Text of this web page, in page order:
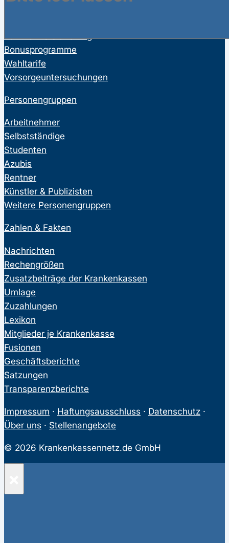
Bonusprogramme
Wahltarife
Vorsorgeuntersuchungen
Personengruppen
Arbeitnehmer
Selbstständige
Studenten
Azubis
Rentner
Künstler & Publizisten
Weitere Personengruppen
Zahlen & Fakten
Nachrichten
Rechengrößen
Zusatzbeiträge der Krankenkassen
Umlage
Zuzahlungen
Lexikon
Mitglieder je Krankenkasse
Fusionen
Geschäftsberichte
Satzungen
Transparenzberichte
Impressum · Haftungsausschluss · Datenschutz ·
Über uns · Stellenangebote
© 2026 Krankenkassennetz.de GmbH